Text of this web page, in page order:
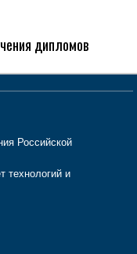
дипломов
Российской
технологий и